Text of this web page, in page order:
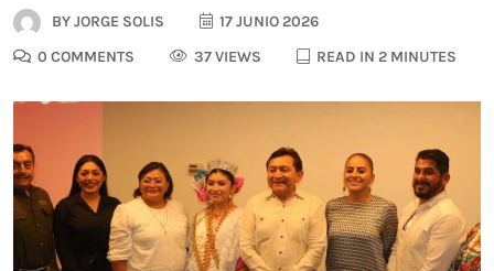
BYJORGE SOLIS
17 JUNIO 2026
0 COMMENTS
37 VIEWS READ IN 2 MINUTES